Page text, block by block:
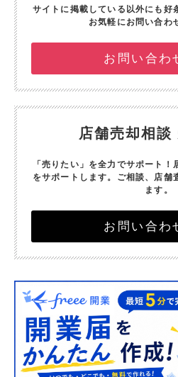
サイトに掲載している以外にも好
お気軽にお問い合わ
お問い合わ
店舗売却相談
「売りたい」を全力でサポート！
をサポートします。 ご相談、店舗
ます。
お問い合わ